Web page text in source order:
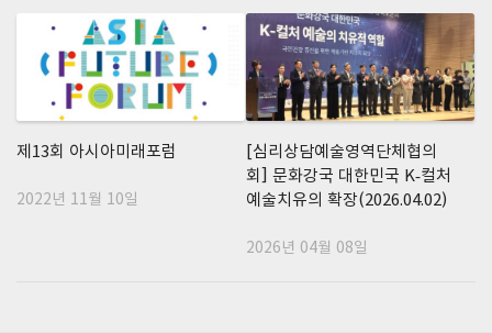
제13회 아시아미래포럼
2022년 11월 10일
[심리상담예술영역단체협의
회] 문화강국 대한민국 K-컬처
예술치유의 확장(2026.04.02)
2026년 04월 08일